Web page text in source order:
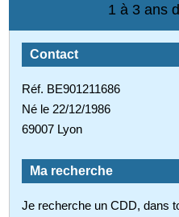
1 à 3 ans
Contact
Réf. BE901211686
Né le 22/12/1986
69007 Lyon
Ma recherche
Je recherche un CDD, dans